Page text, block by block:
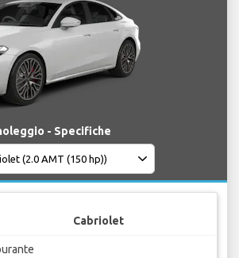
- Specifiche
Cabriolet